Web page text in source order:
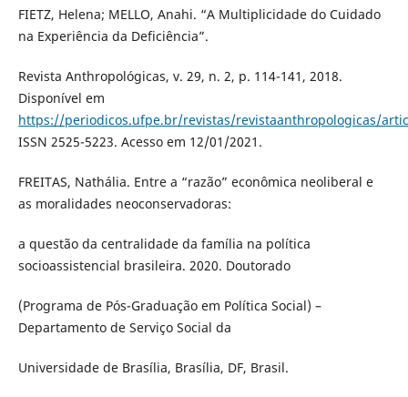
FIETZ, Helena; MELLO, Anahi. “A Multiplicidade do Cuidado
na Experiência da Deficiência”.
Revista Anthropológicas, v. 29, n. 2, p. 114-141, 2018.
Disponível em
https://periodicos.ufpe.br/revistas/revistaanthropologicas/
ISSN 2525-5223. Acesso em 12/01/2021.
FREITAS, Nathália. Entre a “razão” econômica neoliberal e
as moralidades neoconservadoras:
a questão da centralidade da família na política
socioassistencial brasileira. 2020. Doutorado
(Programa de Pós-Graduação em Política Social) –
Departamento de Serviço Social da
Universidade de Brasília, Brasília, DF, Brasil.